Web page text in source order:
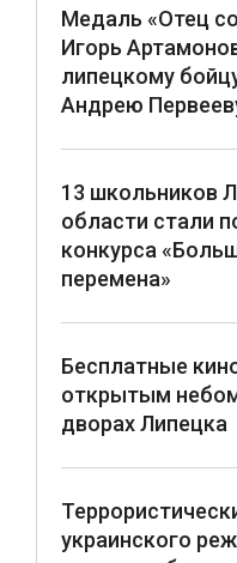
Медаль «Отец
Игорь
липецкому
Андрею
13 школьников
области стали
конкурса
перемена»
Бесплатные
открытым
дворах Липецка
украинского